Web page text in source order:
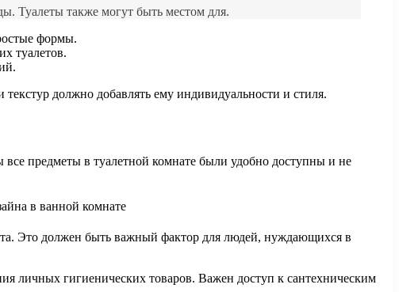
Туалеты также могут быть местом для.
формы.
туалетов.
должно добавлять ему индивидуальности и стиля.
предметы в туалетной комнате были удобно доступны и не
Это должен быть важный фактор для людей, нуждающихся в
личных гигиенических товаров. Важен доступ к сантехническим